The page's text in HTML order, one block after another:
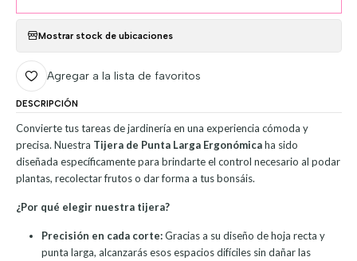
Mostrar stock de ubicaciones
Agregar a la lista de favoritos
DESCRIPCIÓN
Convierte tus tareas de jardinería en una experiencia cómoda y
precisa. Nuestra Tijera de Punta Larga Ergonómicaha sido
diseñada específicamente para brindarte el control necesario al podar
plantas, recolectar frutos o dar forma a tus bonsáis.
¿Por qué elegir nuestra tijera?
Precisión en cada corte:Gracias a su diseño de hoja recta y
punta larga, alcanzarás esos espacios difíciles sin dañar las